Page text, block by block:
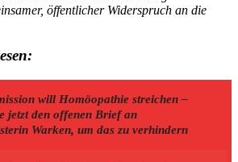
öffentlicher Widerspruch an die
will Homöopathie streichen –
jetzt den offenen Brief an
Warken, um das zu verhindern